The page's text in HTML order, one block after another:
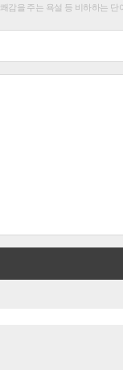
감을 주는 욕설 등 비하하는